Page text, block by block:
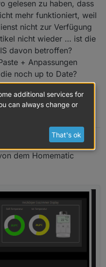
gelesen zu haben, dass
mehr funktioniert, weil
nicht zur Verfügung
nicht wieder … ist die
davon betroffen?
+ Anpassungen
noch up to Date?
Entertainment & Wtterzentrale
AM
2026, 11:08 AM
dem Homematic
additional services for
can always change or
That's ok